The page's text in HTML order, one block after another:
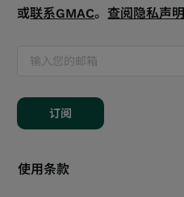
或联系GMAC。 查阅隐私声明
订阅
使用条款